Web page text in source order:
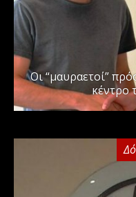
Οι “μαυραετοί”
κέντρο